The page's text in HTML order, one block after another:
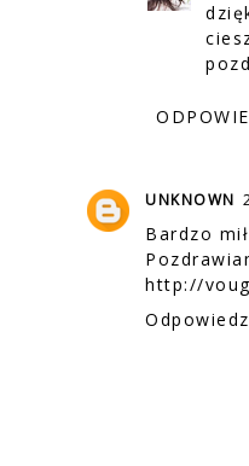
UNKNOWN
Bardzo
http://
Odpowiedz